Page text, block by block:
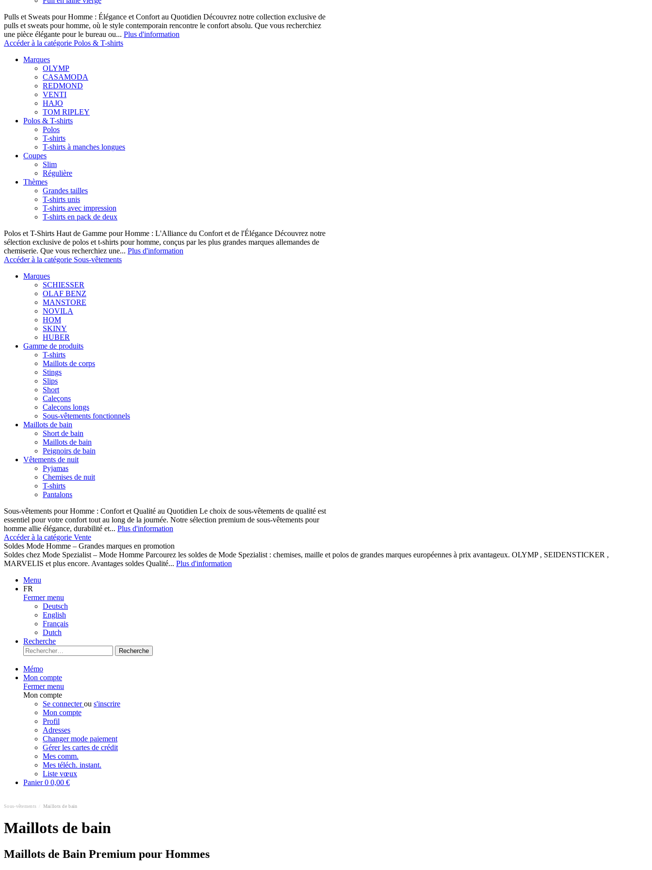
Pulls et Sweats pour Homme : Élégance et Confort au Quotidien Découvrez notre collection exclusive de
pulls et sweats pour homme, où le style contemporain rencontre le confort absolu. Que vous recherchiez
une pièce élégante pour le bureau ou... Plus d'information
Accéder à la catégorie Polos & T-shirts
Marques
OLYMP
CASAMODA
REDMOND
VENTI
HAJO
TOM RIPLEY
Polos & T-shirts
Polos
T-shirts
T-shirts à manches longues
Coupes
Slim
Régulière
Thèmes
Grandes tailles
T-shirts unis
T-shirts avec impression
T-shirts en pack de deux
Polos et T-Shirts Haut de Gamme pour Homme : L'Alliance du Confort et de l'Élégance Découvrez notre
sélection exclusive de polos et t-shirts pour homme, conçus par les plus grandes marques allemandes de
chemiserie. Que vous recherchiez une... Plus d'information
Accéder à la catégorie Sous-vêtements
Marques
SCHIESSER
OLAF BENZ
MANSTORE
NOVILA
HOM
SKINY
HUBER
Gamme de produits
T-shirts
Maillots de corps
Stings
Slips
Short
Caleçons
Caleçons longs
Sous-vêtements fonctionnels
Maillots de bain
Short de bain
Maillots de bain
Peignoirs de bain
Vêtements de nuit
Pyjamas
Chemises de nuit
T-shirts
Pantalons
Sous-vêtements pour Homme : Confort et Qualité au Quotidien Le choix de sous-vêtements de qualité est
essentiel pour votre confort tout au long de la journée. Notre sélection premium de sous-vêtements pour
homme allie élégance, durabilité et... Plus d'information
Accéder à la catégorie Vente
Soldes Mode Homme – Grandes marques en promotion
Soldes chez Mode Spezialist – Mode Homme Parcourez les soldes de Mode Spezialist : chemises, maille et polos de grandes marques européennes à prix avantageux. OLYMP , SEIDENSTICKER ,
MARVELIS et plus encore. Avantages soldes Qualité... Plus d'information
Menu
FR
Fermer menu
Deutsch
English
Français
Dutch
Recherche
Recherche
Mémo
Mon compte
Fermer menu
Mon compte
Se connecterou s'inscrire
Mon compte
Profil
Adresses
Changer mode paiement
Gérer les cartes de crédit
Mes comm.
Mes téléch. instant.
Liste vœux
Panier0 0,00 €
Sous-vêtements Maillots de bain
Maillots de bain
Maillots de Bain Premium pour Hommes